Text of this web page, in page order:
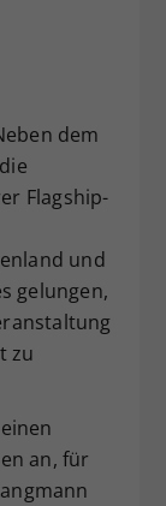
dem
Flagship-
und
gelungen,
zu
an, für